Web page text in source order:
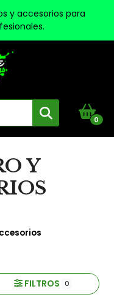
y accesorios para
0
Y
FILTROS 0